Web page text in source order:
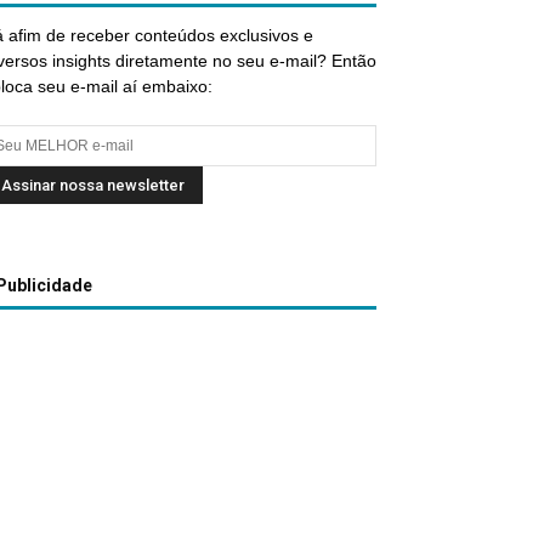
afim de receber conteúdos exclusivos e
insights diretamente no seu e-mail? Então
seu e-mail aí embaixo:
Publicidade